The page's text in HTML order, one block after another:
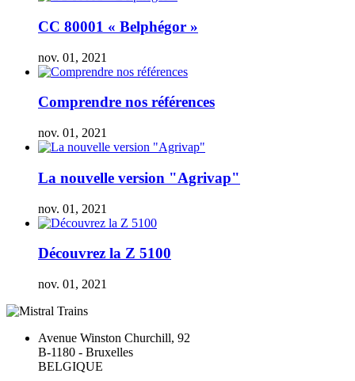
CC 80001 « Belphégor »
nov. 01, 2021
Comprendre nos références
nov. 01, 2021
La nouvelle version "Agrivap"
nov. 01, 2021
Découvrez la Z 5100
nov. 01, 2021
Avenue Winston Churchill, 92
B-1180 - Bruxelles
BELGIQUE